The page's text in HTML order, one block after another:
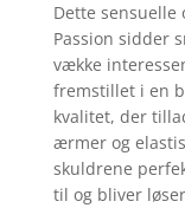
ud af 5
baseret på
kundebedøm
melser
Dette
Passion sidder
vække
fremstillet i en
kvalitet, der
ærmer og
skuldrene
til og bliver